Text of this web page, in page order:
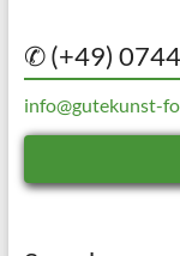
✆ (+49)
info@gutekunst-